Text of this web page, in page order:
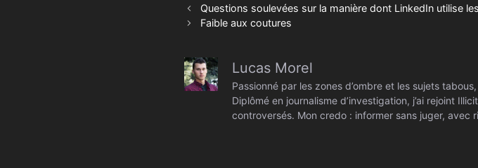
Questions soulevées sur la manière dont LinkedIn utilise
Faible aux coutures
Lucas Morel
Passionné par les zones d’ombre et les sujets
Diplômé en journalisme d’investigation, j’ai rejoint
controversés. Mon credo : informer sans juger, avec